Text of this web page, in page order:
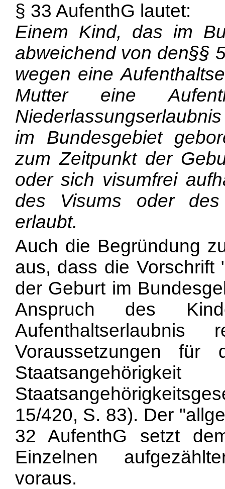
§ 33 AufenthG lautet:
Einem Kind, das im
abweichend von den§§
wegen eine
Mutter eine
im Bundesgebiet
zum Zeitpunkt der
oder sich visumfrei
des Visums oder des
erlaubt.
Auch die Begründung
aus, dass die Vorschrift
der Geburt im
Anspruch des
Voraussetzungen für
15/420, S. 83). Der
32 AufenthG setzt
Einzelnen
voraus.